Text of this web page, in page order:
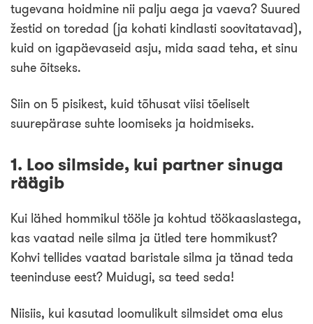
tugevana hoidmine nii palju aega ja vaeva? Suured
žestid on toredad (ja kohati kindlasti soovitatavad),
kuid on igapäevaseid asju, mida saad teha, et sinu
suhe õitseks.
Siin on 5 pisikest, kuid tõhusat viisi tõeliselt
suurepärase suhte loomiseks ja hoidmiseks.
1. Loo silmside, kui partner sinuga
räägib
Kui lähed hommikul tööle ja kohtud töökaaslastega,
kas vaatad neile silma ja ütled tere hommikust?
Kohvi tellides vaatad baristale silma ja tänad teda
teeninduse eest? Muidugi, sa teed seda!
Niisiis, kui kasutad loomulikult silmsidet oma elus